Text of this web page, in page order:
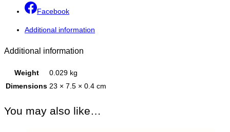
Facebook
Additional information
Additional information
Weight
0.029 kg
Dimensions 23 × 7.5 × 0.4 cm
You may also like…